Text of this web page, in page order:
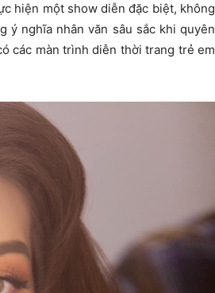
hiện một show diễn đặc biệt, không
ý nghĩa nhân văn sâu sắc khi quyên
các màn trình diễn thời trang trẻ em